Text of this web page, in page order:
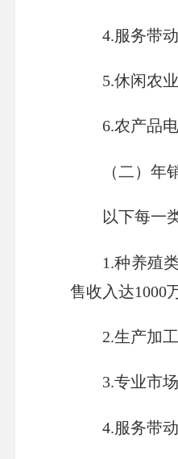
4.服务带
5.休闲农
6.农产品
（二）年
以下每一
1.种养殖
售收入达1000
2.生产加
3.专业市
4.服务带